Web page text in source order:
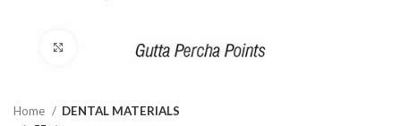
Click to enlarge
Home DENTAL MATERIALS